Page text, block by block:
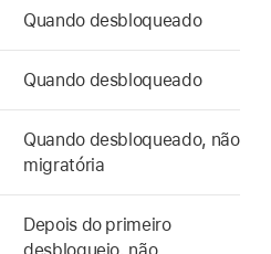
Quando desbloqueado
Quando desbloqueado
Quando desbloqueado, não
migratória
Depois do primeiro